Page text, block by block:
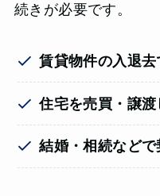
続きが必要です。
賃貸物件の入退
住宅を売買・譲
結婚・相続など